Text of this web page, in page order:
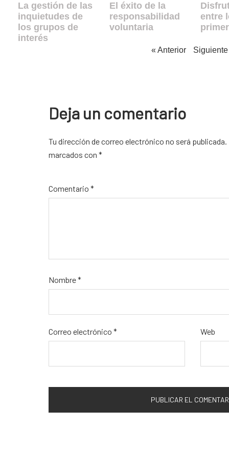
La gestión de las
inquietudes de
los grupos de
interés
El éxito de la
responsabilidad
voluntaria
entre
« Anterior
Deja un comentario
Tu dirección de correo electrónico no será publicada.
marcados con *
Comentario *
Nombre*
Correo electrónico * Web
Alternative: